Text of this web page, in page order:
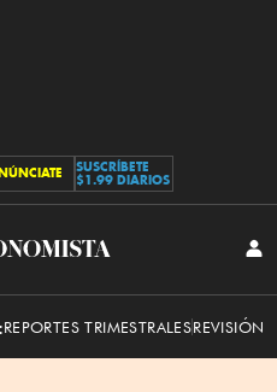
SUSCRÍBETE
$1.99 DIARIOS
El
REPORTES TRIMESTRALESREVISIÓN